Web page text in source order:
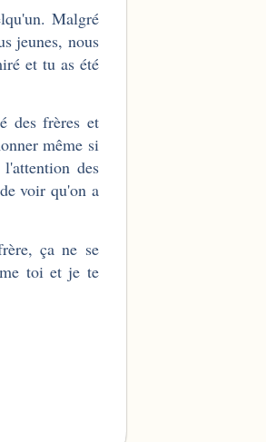
Malgré
jeunes, nous
et tu as été
des frères et
même si
des
voir qu'on a
ça ne se
toi et je te